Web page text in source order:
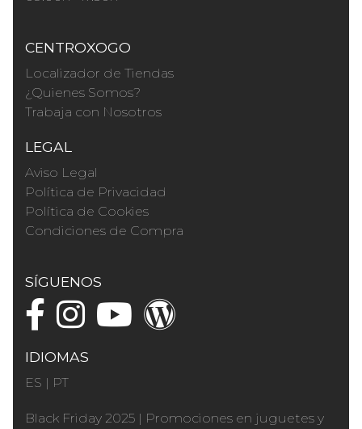
CENTROXOGO
Localizador de Tiendas
¿Quienes Somos?
Trabaja con Nosotros
LEGAL
Aviso Legal
Política de Privacidad
Política de Cookies
Condiciones de Compra
SÍGUENOS
IDIOMAS
ES | PT
Black Friday 2025 | Promociones en juguetes y